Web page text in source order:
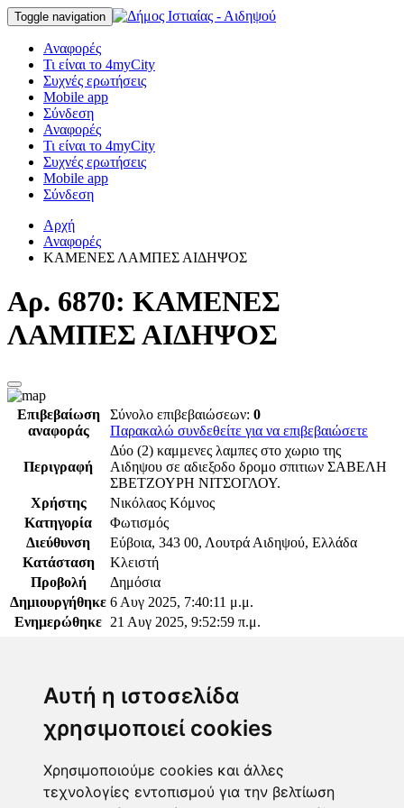
Αυτή η ιστοσελίδα
χρησιμοποιεί cookies
Χρησιμοποιούμε cookies και άλλες
τεχνολογίες εντοπισμού για την βελτίωση
Toggle navigation
Αναφορές
Τι είναι το 4myCity
Συχνές ερωτήσεις
Mobile app
Σύνδεση
Αναφορές
Τι είναι το 4myCity
Συχνές ερωτήσεις
Mobile app
Σύνδεση
Αρχή
Αναφορές
ΚΑΜΕΝΕΣ ΛΑΜΠΕΣ ΑΙΔΗΨΟΣ
Αρ. 6870: ΚΑΜΕΝΕΣ
ΛΑΜΠΕΣ ΑΙΔΗΨΟΣ
Επιβεβαίωση
αναφοράς
Σύνολο επιβεβαιώσεων: 0
Παρακαλώ συνδεθείτε για να επιβεβαιώσετε
Περιγραφή
Δύο (2) καμμενες λαμπες στο χωριο της
Αιδηψου σε αδιεξοδο δρομο σπιτιων ΣΑΒΕΛΗ
ΣΒΕΤΖΟΥΡΗ ΝΙΤΣΟΓΛΟΥ.
Χρήστης
Νικόλαος Κόμνος
Κατηγορία
Φωτισμός
Διεύθυνση
Εύβοια, 343 00, Λουτρά Αιδηψού, Ελλάδα
Κατάσταση
Κλειστή
Προβολή
Δημόσια
Δημιουργήθηκε 6 Αυγ 2025, 7:40:11 μ.μ.
Ενημερώθηκε 21 Αυγ 2025, 9:52:59 π.μ.
Επόπτης